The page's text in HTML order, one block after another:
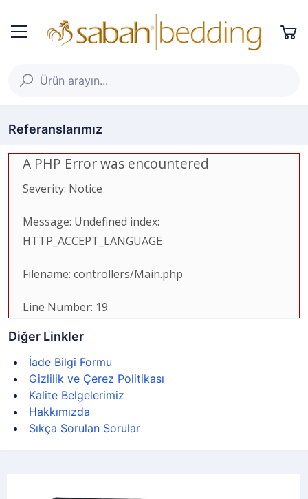
Referanslarımız
Diğer Linkler
İade Bilgi Formu
Gizlilik ve Çerez Politikası
Kalite Belgelerimiz
Hakkımızda
Sıkça Sorulan Sorular